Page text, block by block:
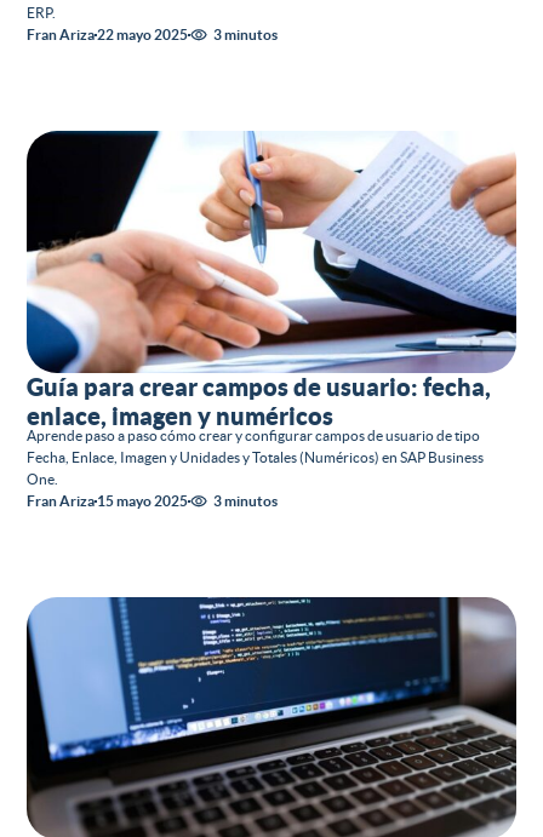
ERP.
Fran Ariza22 mayo 2025 3 minutos
Guía para crear campos de usuario: fecha,
enlace, imagen y numéricos
Aprende paso a paso cómo crear y configurar campos de usuario de tipo
Fecha, Enlace, Imagen y Unidades y Totales (Numéricos) en SAP Business
One.
Fran Ariza 15 mayo 2025 3 minutos